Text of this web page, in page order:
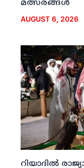
മത്സരങ്ങള്‍
AUGUST 6, 2026
റിയാദില്‍